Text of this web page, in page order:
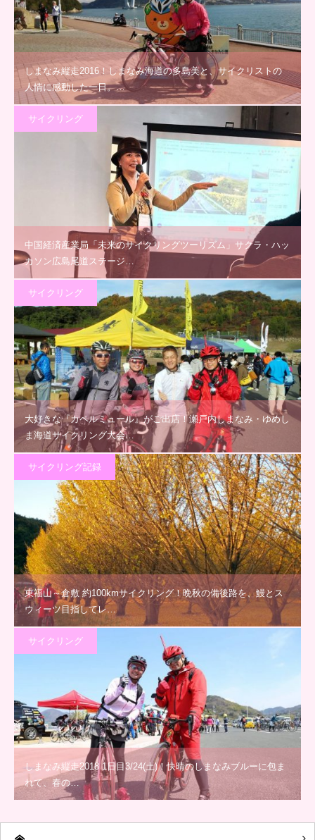
しまなみ縦走2016！しまなみ海道の多島美と、サイクリストの
人情に感動した一日。…
サイクリング
中国経済産業局「未来のサイクリングツーリズム」サクラ・ハッ
カソン広島尾道ステージ…
サイクリング
大好きな『カペルミュール』がご出店！瀬戸内しまなみ・ゆめし
ま海道サイクリング大会…
サイクリング記録
東福山～倉敷 約100kmサイクリング！晩秋の備後路を、鰻とス
ウィーツ目指してレ…
サイクリング
しまなみ縦走2018 1日目3/24(土)！快晴のしまなみブルーに包ま
れて、春の…